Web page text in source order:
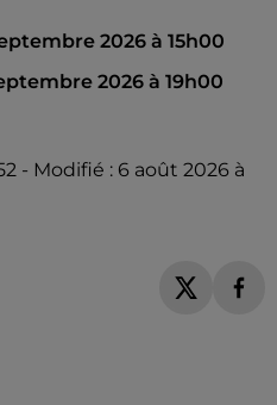
2026 à 15h00
2026 à 19h00
- Modifié : 6 août 2026 à